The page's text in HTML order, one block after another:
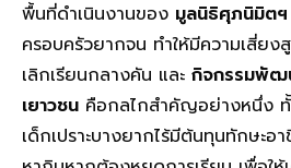
พื้นที่ดำเนินงานของ มูลนิธิศุภนิมิตฯ
ครอบครัวยากจน ทำให้มีความเสี่ยง
เลิกเรียนกลางคัน และ กิจกรรมพัฒ
เยาวชน คือกลไกสำคัญอย่างหนึ่ง ทั้
เด็กเปราะบางยากไร้มีต้นทุนทักษะอ